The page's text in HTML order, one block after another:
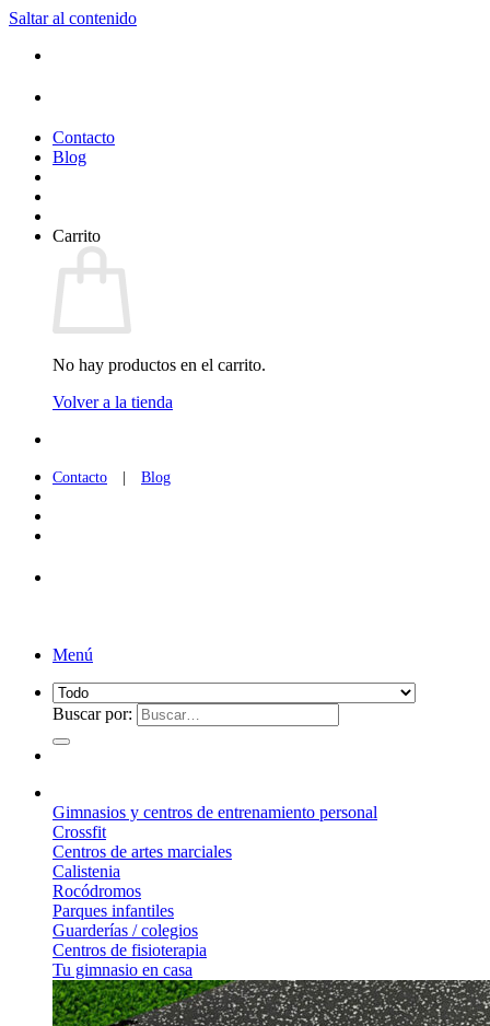
Saltar al contenido
Contacto
Blog
Carrito
No hay productos en el carrito.
Volver a la tienda
Contacto Blog
Menú
Buscar por:
Gimnasios y centros de entrenamiento personal
Crossfit
Centros de artes marciales
Calistenia
Rocódromos
Parques infantiles
Guarderías / colegios
Centros de fisioterapia
Tu gimnasio en casa